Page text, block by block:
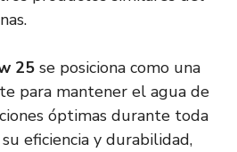
25 se posiciona como una
para mantener el agua de
óptimas durante toda
eficiencia y durabilidad,